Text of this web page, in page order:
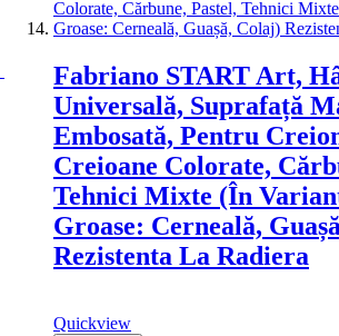
Fabriano START Art,
Universală, Suprafață
Embosată, Pentru
Creioane Colorate,
Tehnici Mixte (În
Groase: Cerneală,
Rezistenta La Radiera
Quickview